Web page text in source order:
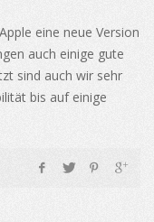
eine neue Version
auch einige gute
sind auch wir sehr
bis auf einige